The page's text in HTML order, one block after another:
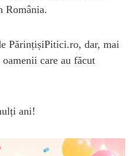
România.
PărințișiPitici.ro, dar, mai
care au făcut
ani!